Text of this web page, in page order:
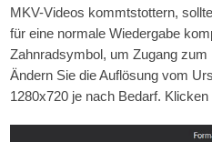
MKV-Videos kommtstottern,
für eine normale Wiedergabe
Zahnradsymbol, um Zugang
Ändern Sie die Auflösung vom
1280x720 je nach Bedarf.